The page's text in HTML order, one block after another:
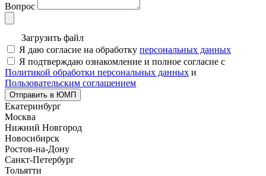
Вопрос
Загрузить файл
Я даю согласие на обработку персональных данных
Я подтверждаю ознакомление и полное согласие с
Политикой обработки персональных данных и
Пользовательским соглашением
Отправить в ЮМП
Екатеринбург
Москва
Нижний Новгород
Новосибирск
Ростов-на-Дону
Санкт-Петербург
Тольятти